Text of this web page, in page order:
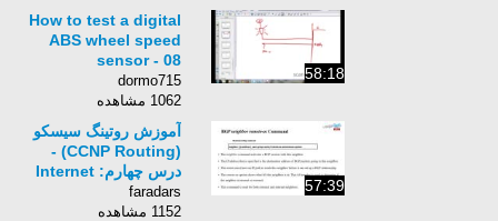
58:18
How to test a digital
ABS wheel speed
sensor - 08
Chrysler,Dodge,Jeep
dormo715
1062 مشاهده
57:39
آموزش روتینگ سیسکو
(CCNP Routing) -
درس چهارم: Internet
Connectivity (الف)
faradars
1152 مشاهده